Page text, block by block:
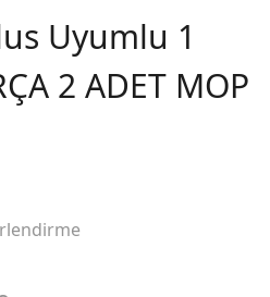
Uyumlu 1
2 ADET MOP